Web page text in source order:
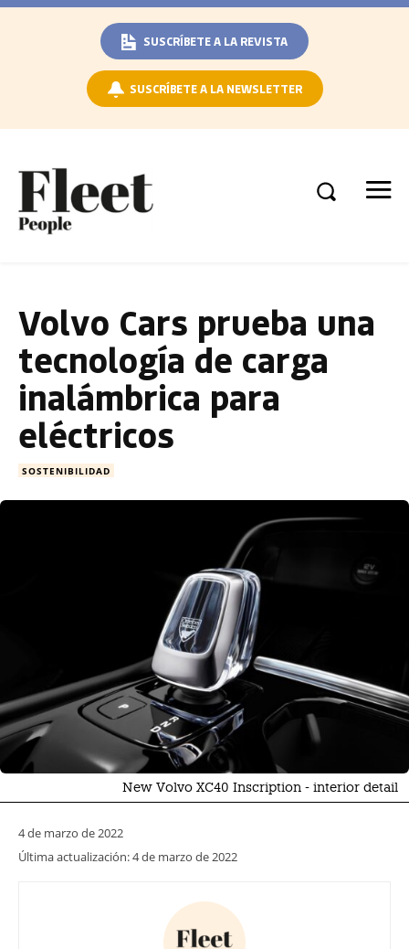
SUSCRÍBETE A LA REVISTA
SUSCRÍBETE A LA NEWSLETTER
Volvo Cars prueba una
tecnología de carga
inalámbrica para
eléctricos
SOSTENIBILIDAD
New Volvo XC40 Inscription - interior detail
4 de marzo de 2022
Última actualización:4 de marzo de 2022